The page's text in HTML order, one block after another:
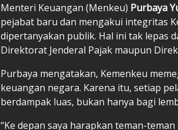
Menteri Keuangan (Menkeu) Purbaya
pejabat baru dan mengakui integritas
dipertanyakan publik. Hal ini tak lepas
Direktorat Jenderal Pajak maupun
Purbaya mengatakan, Kemenkeu
keuangan negara. Karena itu, setiap
berdampak luas, bukan hanya bagi
“Ke depan saya harapkan teman-